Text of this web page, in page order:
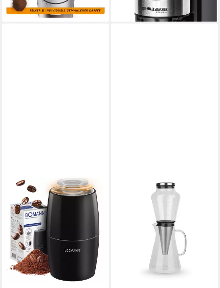
Mahlgradstufen, kompakt, für
Zuhause & unterwegs,
lieferbar - in 2-3 Werktagen bei dir